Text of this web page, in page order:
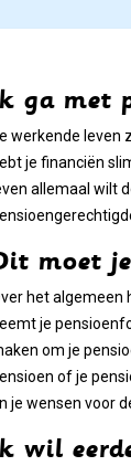
ga met
werkende leven
je financiën
allemaal wilt
moet
het algemeen
je
om je
of je
je wensen voor
wil